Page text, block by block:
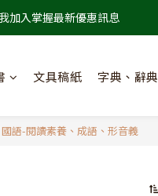
加入掌握最新優惠訊息
文具稿紙 字典、辭典
國語-閱讀素養、成語、形音義